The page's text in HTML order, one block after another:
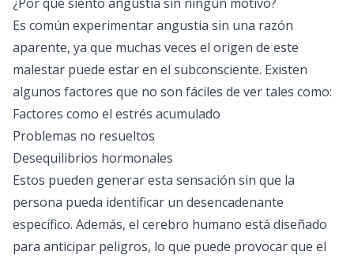
Es común experimentar angustia sin una razón
aparente, ya que muchas veces el origen de este
malestar puede estar en el subconsciente. Existen
algunos factores que no son fáciles de ver tales como:
Factores como el estrés acumulado
Problemas no resueltos
Desequilibrios hormonales
Estos pueden generar esta sensación sin que la
persona pueda identificar un desencadenante
específico. Además, el cerebro humano está diseñado
para anticipar peligros, lo que puede provocar que el